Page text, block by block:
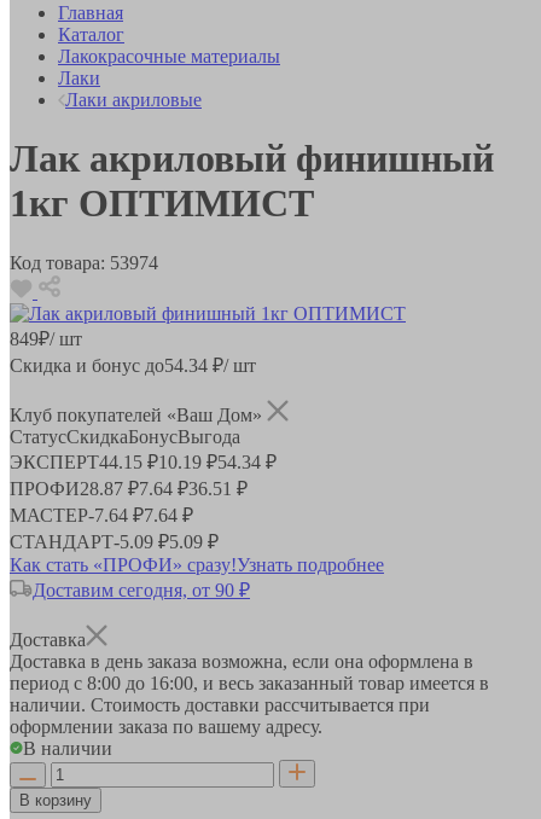
Главная
Каталог
Лакокрасочные материалы
Лаки
Лаки акриловые
Лак акриловый финишный
1кг ОПТИМИСТ
Код товара: 53974
849₽/ шт
Скидка и бонус до54.34 ₽/ шт
Клуб покупателей «Ваш Дом»
СтатусСкидкаБонусВыгода
ЭКСПЕРТ44.15 ₽10.19 ₽54.34 ₽
ПРОФИ28.87 ₽7.64 ₽36.51 ₽
МАСТЕР-7.64 ₽7.64 ₽
СТАНДАРТ-5.09 ₽5.09 ₽
Как стать «ПРОФИ» сразу!Узнать подробнее
Доставим сегодня, от 90 ₽
Доставка
Доставка в день заказа возможна, если она оформлена в
период с 8:00 до 16:00, и весь заказанный товар имеется в
наличии. Стоимость доставки рассчитывается при
оформлении заказа по вашему адресу.
В наличии
В корзину